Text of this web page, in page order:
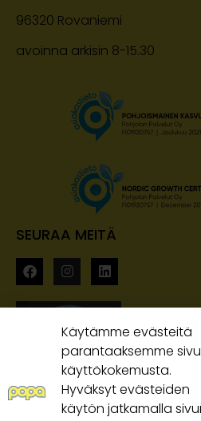
96320 Rovaniemi
avoinna arkisin 8-15.30
SEURAA MEITÄ
Käytämme evästeitä
parantaaksemme
käyttökokemusta.
Hyväksyt evästeiden
käytön jatkamalla